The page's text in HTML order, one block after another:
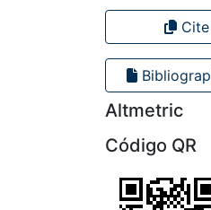
Cite
Altmetric
Código QR